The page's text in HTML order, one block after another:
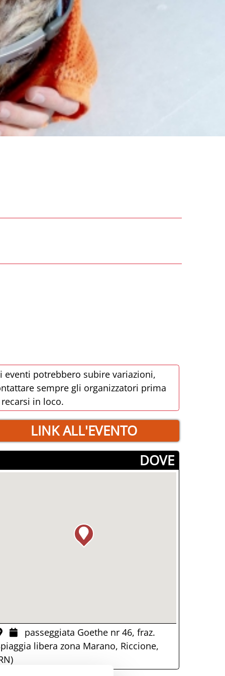
eventi potrebbero subire variazioni,
sempre gli organizzatori prima
in loco.
LINK ALL'EVENTO
­DOVE
passeggiata Goethe nr 46, fraz.
libera zona Marano, Riccione,